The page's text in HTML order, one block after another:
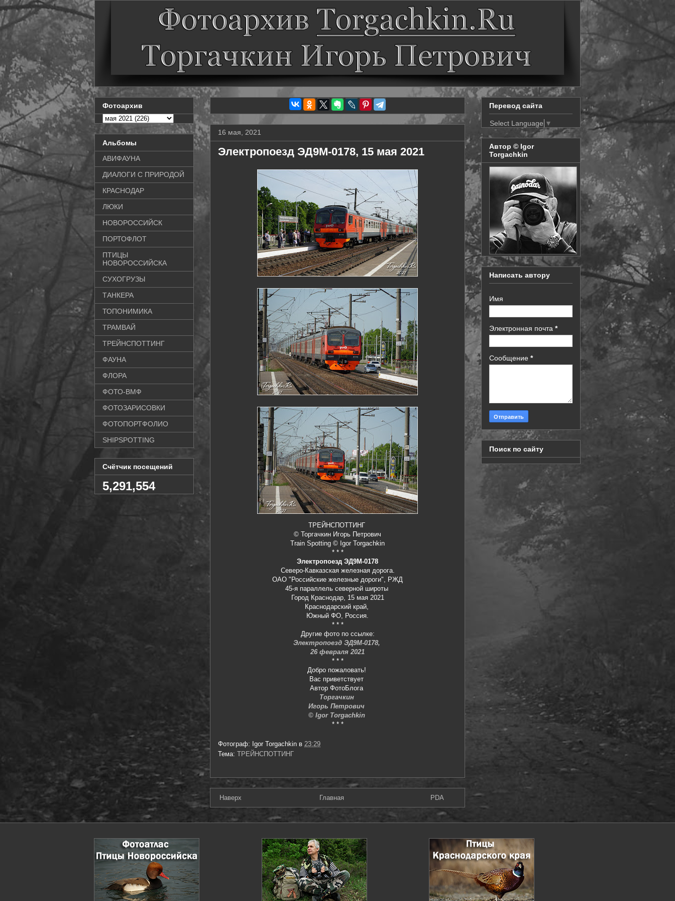
16 мая, 2021
Электропоезд ЭД9М-0178, 15 мая 2021
ТРЕЙНСПОТТИНГ
© Торгачкин Игорь Петрович
Train Spotting © Igor Torgachkin
* * *
Электропоезд ЭД9М-0178
Северо-Кавказская железная дорога.
ОАО "Российские железные дороги", РЖД
45-я параллель северной широты
Город Краснодар, 15 мая 2021
Краснодарский край,
Южный ФО, Россия.
* * *
Другие фото по ссылке:
Электропоезд ЭД9М-0178,
26 февраля 2021
* * *
Добро пожаловать!
Вас приветствует
Автор ФотоБлога
Торгачкин
Игорь Петрович
© Igor Torgachkin
* * *
Фотограф: Igor Torgachkin в 23:29
Тема: ТРЕЙНСПОТТИНГ
Наверх Главная PDA
Фотоархив
Альбомы
АВИФАУНА
ДИАЛОГИ С ПРИРОДОЙ
КРАСНОДАР
ЛЮКИ
НОВОРОССИЙСК
ПОРТОФЛОТ
ПТИЦЫ
НОВОРОССИЙСКА
СУХОГРУЗЫ
ТАНКЕРА
ТОПОНИМИКА
ТРАМВАЙ
ТРЕЙНСПОТТИНГ
ФАУНА
ФЛОРА
ФОТО-ВМФ
ФОТОЗАРИСОВКИ
ФОТОПОРТФОЛИО
SHIPSPOTTING
Счётчик посещений
5,291,554
Перевод сайта
Select Language ▼
Автор © Igor
Torgachkin
Написать автору
Имя
Электронная почта *
Сообщение *
Поиск по сайту